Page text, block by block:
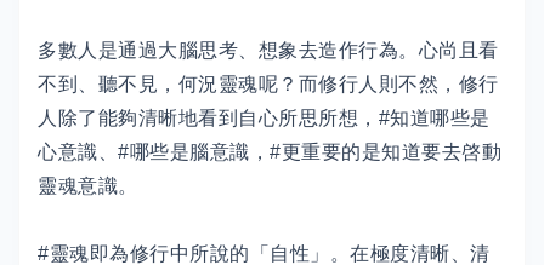
多數人是通過大腦思考、想象去造作行為。心尚且看
不到、聽不見，何況靈魂呢？而修行人則不然，修行
人除了能夠清晰地看到自心所思所想，#知道哪些是
心意識、#哪些是腦意識，#更重要的是知道要去啓動
靈魂意識。
#靈魂即為修行中所說的「自性」。在極度清晰、清